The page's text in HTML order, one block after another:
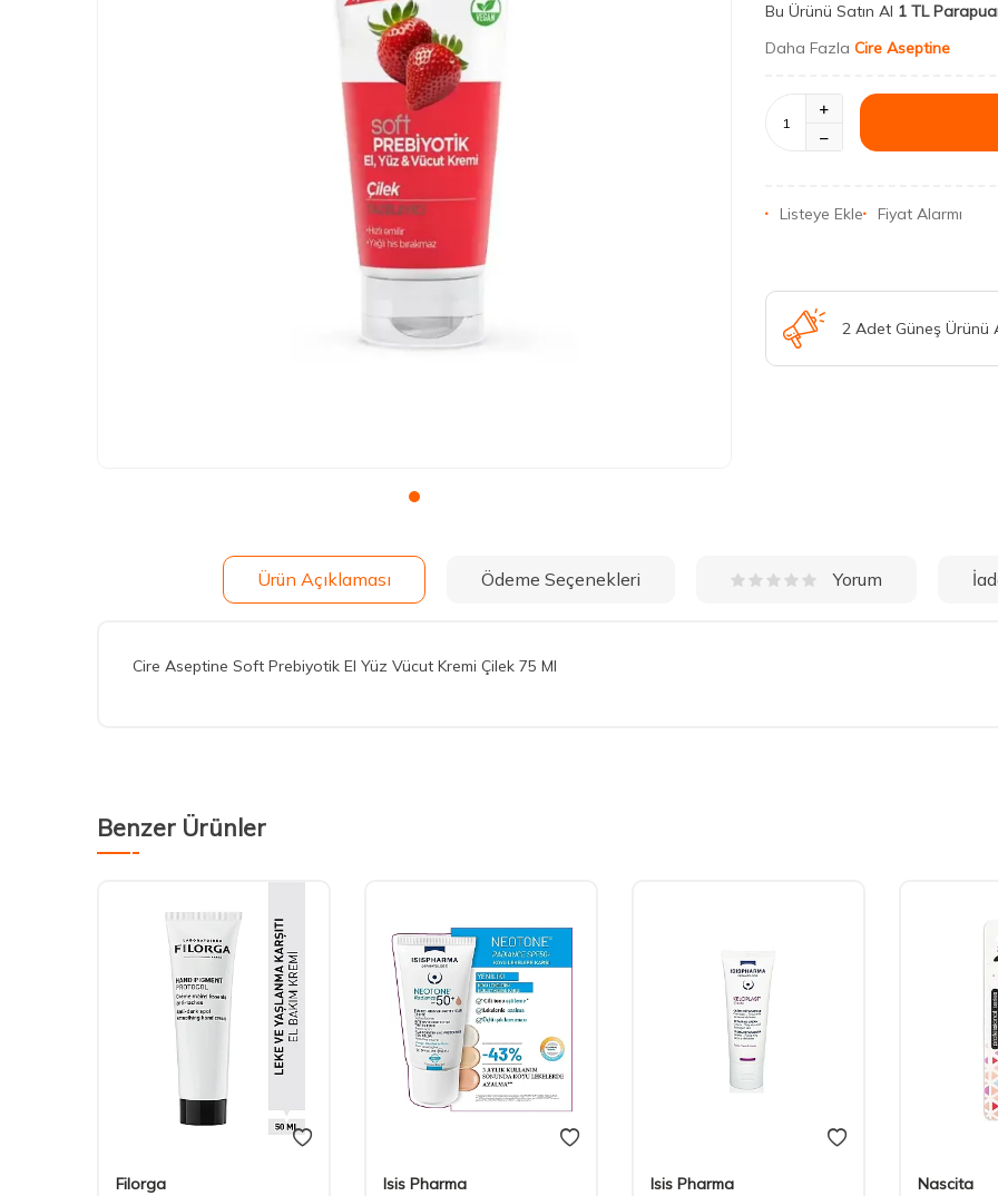
Bu Ürünü Satın Al 1 TL
Daha Fazla Cire Aseptine
Listeye Ekle Fiyat Alarmı
2 Adet Güneş Ürünü
Ürün Açıklaması Ödeme Seçenekleri Yorum
Cire Aseptine Soft Prebiyotik El Yüz Vücut Kremi Çilek 75 Ml
Benzer Ürünler
Filorga
Isis Pharma
Isis Pharma
Nascita